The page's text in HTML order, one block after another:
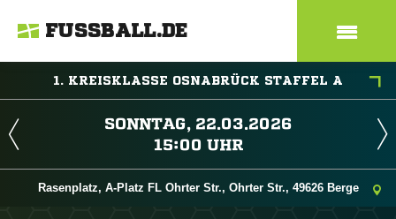
FUSSBALL.DE
1. KREISKLASSE OSNABRÜCK STAFFEL A
 
 
Rasenplatz, A-Platz FL Ohrter Str., Ohrter Str., 49626 Berge